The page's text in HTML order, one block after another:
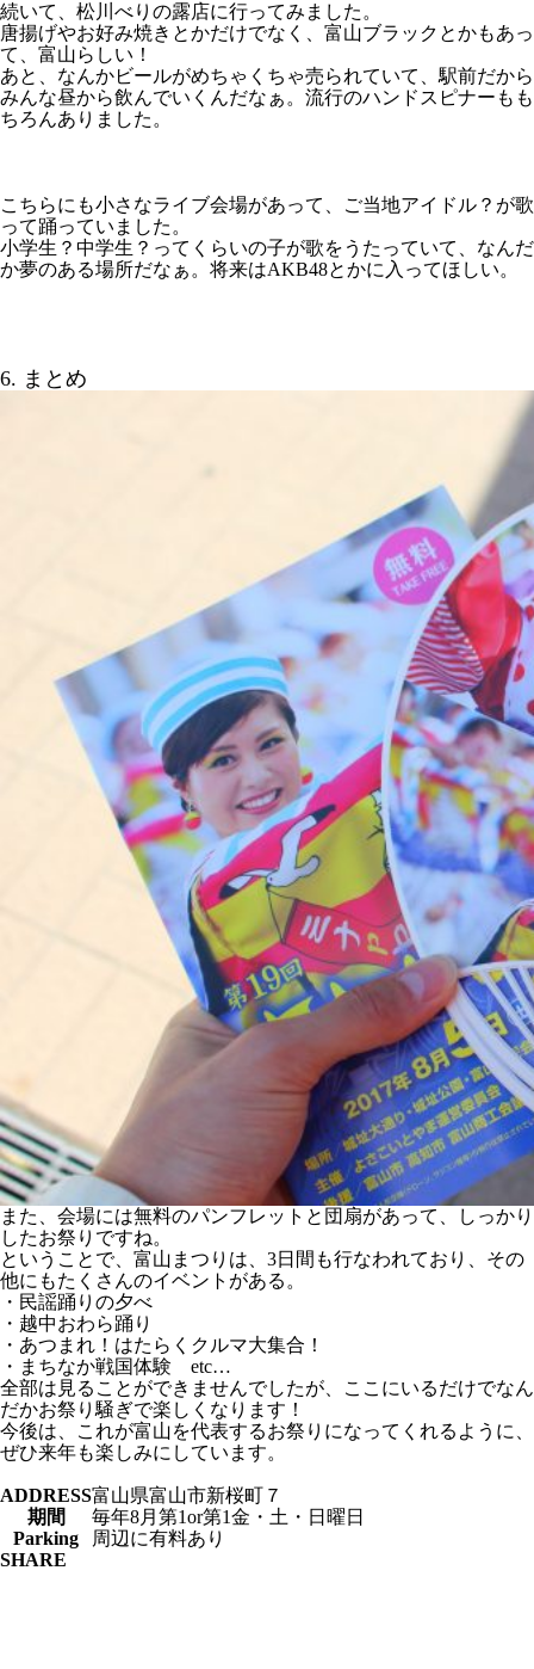
続いて、松川べりの露店に行ってみました。
唐揚げやお好み焼きとかだけでなく、富山ブラックとかもあっ
て、富山らしい！
あと、なんかビールがめちゃくちゃ売られていて、駅前だから
みんな昼から飲んでいくんだなぁ。流行のハンドスピナーもも
ちろんありました。
こちらにも小さなライブ会場があって、ご当地アイドル？が歌
って踊っていました。
小学生？中学生？ってくらいの子が歌をうたっていて、なんだ
か夢のある場所だなぁ。将来はAKB48とかに入ってほしい。
6. まとめ
また、会場には無料のパンフレットと団扇があって、しっかり
したお祭りですね。
ということで、富山まつりは、3日間も行なわれており、その
他にもたくさんのイベントがある。
・民謡踊りの夕べ
・越中おわら踊り
・あつまれ！はたらくクルマ大集合！
・まちなか戦国体験 etc…
全部は見ることができませんでしたが、ここにいるだけでなん
だかお祭り騒ぎで楽しくなります！
今後は、これが富山を代表するお祭りになってくれるように、
ぜひ来年も楽しみにしています。
ADDRESS富山県富山市新桜町７
期間
毎年8月第1or第1金・土・日曜日
Parking
周辺に有料あり
SHARE